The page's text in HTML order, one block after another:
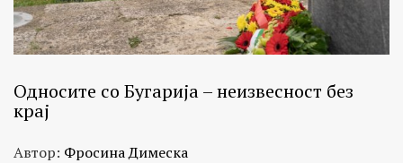
Односите со Бугарија – неизвесност без
крај
Автор: Фросина Димеска